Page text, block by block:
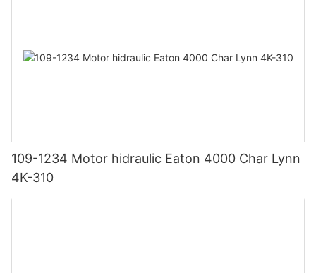
109-1234 Motor hidraulic Eaton 4000 Char Lynn
4K-310